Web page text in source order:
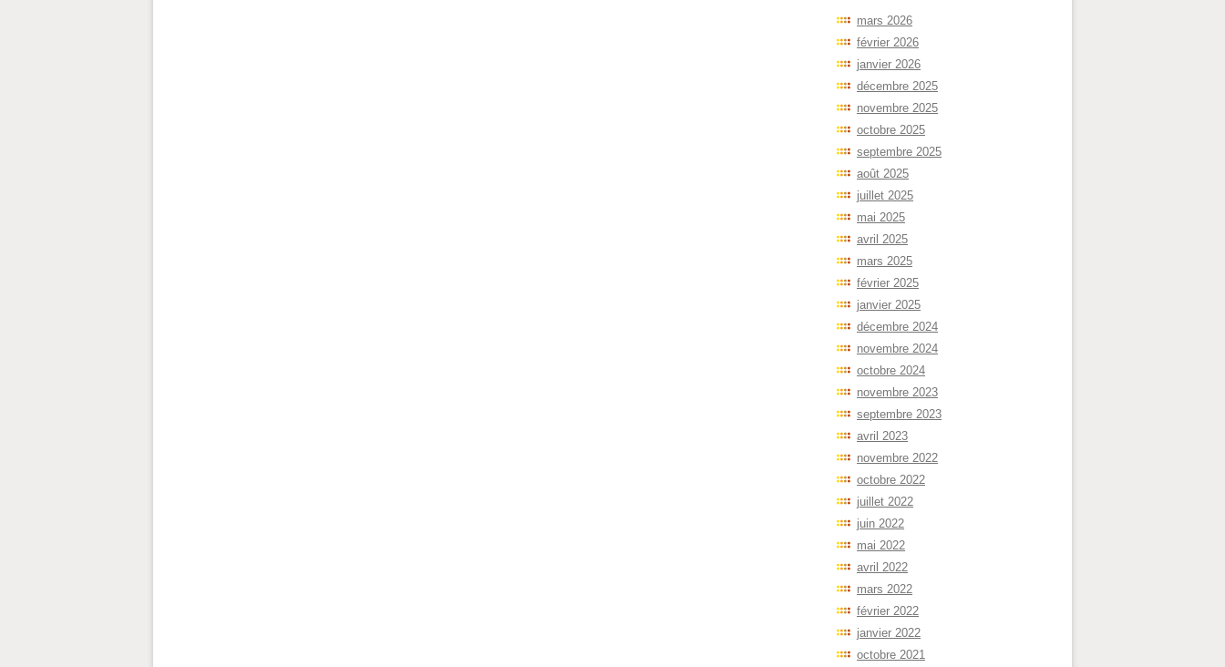
mars 2026
février 2026
janvier 2026
décembre 2025
novembre 2025
octobre 2025
septembre 2025
août 2025
juillet 2025
mai 2025
avril 2025
mars 2025
février 2025
janvier 2025
décembre 2024
novembre 2024
octobre 2024
novembre 2023
septembre 2023
avril 2023
novembre 2022
octobre 2022
juillet 2022
juin 2022
mai 2022
avril 2022
mars 2022
février 2022
janvier 2022
octobre 2021